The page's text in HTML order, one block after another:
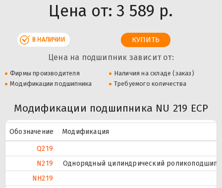
Цена от: 3 589 р.
В НАЛИЧИИ
Цена на подшипник зависит от:
Фирмы производителя
Наличия на складе (заказ)
Модификации подшипника
Требуемого количества
Модификации подшипника NU 219 ECP
Обозначение
Модификация
Q219
N219
Однорядный цилиндрический
NH219